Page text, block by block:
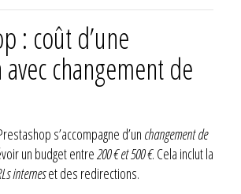
: coût d’une
changement de
s’accompagne d’un changement de
un budget entre200 € et 500 €. Cela inclut la
interneset des redirections.